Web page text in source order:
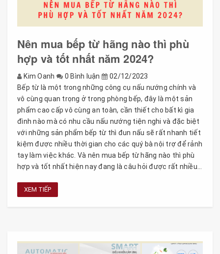
Nên mua bếp từ hãng nào thì phù
hợp và tốt nhất năm 2024?
Kim Oanh 0 Bình luận
02/12/2023
Bếp từ là một trong những công cụ nấu nướng chính và
vô cùng quan trọng ở trong phòng bếp, đây là một sản
phẩm cao cấp vô cùng an toàn, cần thiết cho bất kì gia
đình nào mà có nhu cầu nấu nướng tiện nghi và đặc biệt
với những sản phẩm bếp từ thì đun nấu sẽ rất nhanh tiết
kiệm được nhiều thời gian cho các quý bà nội trợ để rảnh
tay làm việc khác. Và nên mua bếp từ hãng nào thì phù
hợp và tốt nhất hiện nay đang là câu hỏi được rất nhiều...
XEM TIẾP